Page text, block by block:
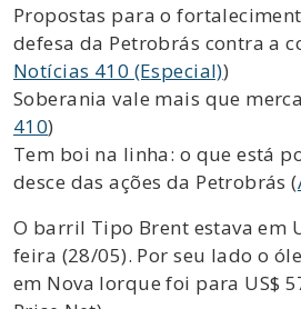
Propostas para o
defesa da Petrobrás contra a
Notícias 410 (Especial))
Soberania vale mais que
410)
Tem boi na linha: o que está
desce das ações da Petrobrás (
O barril Tipo Brent estava em
feira (28/05). Por seu lado o
em Nova Iorque foi para US$